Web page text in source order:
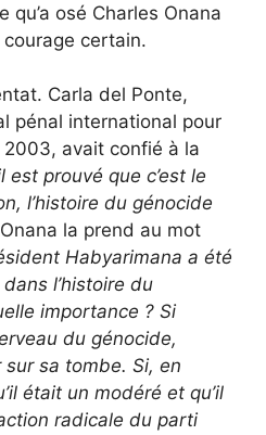
qu’a osé Charles Onana
certain.
Carla del Ponte,
pénal international pour
avait confié à la
est prouvé que c’est le
l’histoire du génocide
Onana la prend au mot
Habyarimana a été
l’histoire du
importance ? Si
du génocide,
sur sa tombe. Si, en
était un modéré et qu’il
radicale du parti